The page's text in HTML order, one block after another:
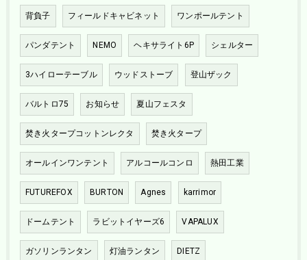
背負子 フィールドキャビネット ワンポールテント
パンダテント NEMO ヘキサライト6P シェルター
3ハイローテーブル ウッドストーブ 登山ザック
バルトロ75 お知らせ 夏山フェスタ
焚き火タープコットンレクタ 焚き火タープ
オールインワンテント アルコールコンロ 熱田工業
FUTUREFOX BURTON Agnes karrimor
ドームテント ラビットイヤーズ6 VAPALUX
ガソリンランタン 灯油ランタン DIETZ